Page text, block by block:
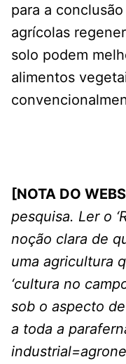
para a
agrícolas
solo podem
alimentos
[NOTA DO
pesquisa. Ler o
noção clara de
uma agricultura
‘cultura no
sob o aspecto
a toda a